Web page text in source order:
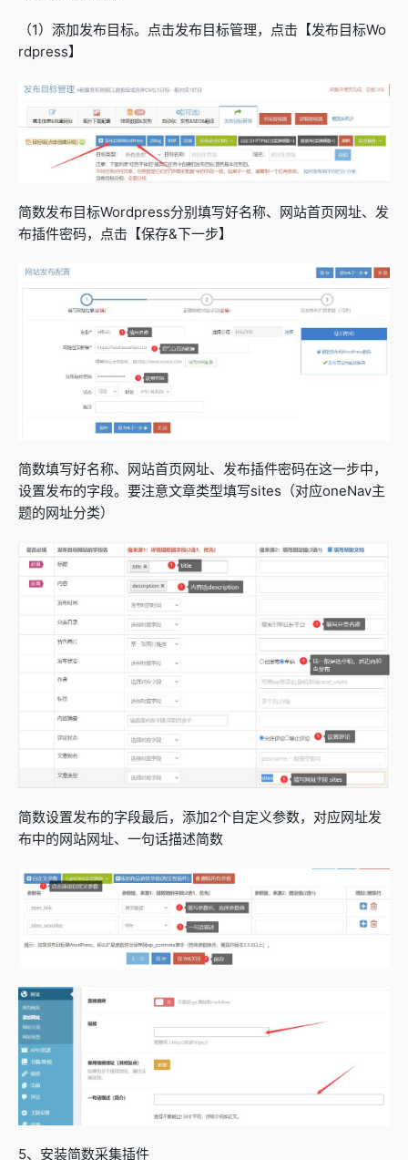
（1）添加发布目标。点击发布目标管理，点击【发布目标Wo
rdpress】
简数发布目标Wordpress分别填写好名称、网站首页网址、发
布插件密码，点击【保存&下一步】
简数填写好名称、网站首页网址、发布插件密码在这一步中，
设置发布的字段。要注意文章类型填写sites（对应oneNav主
题的网址分类）
简数设置发布的字段最后，添加2个自定义参数，对应网址发
布中的网站网址、一句话描述简数
5、安装简数采集插件